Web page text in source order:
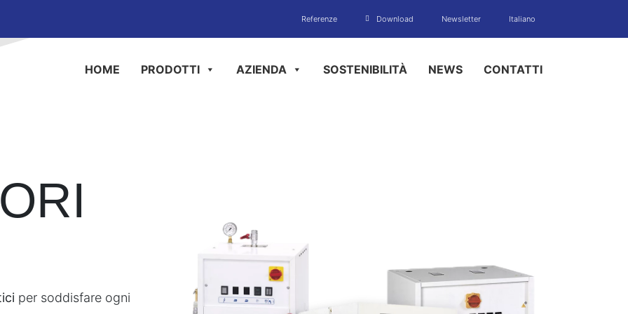
Referenze Download Newsletter Italiano
HOME PRODOTTI AZIENDA SOSTENIBILITÀ NEWS CONTATTI
per soddisfare ogni